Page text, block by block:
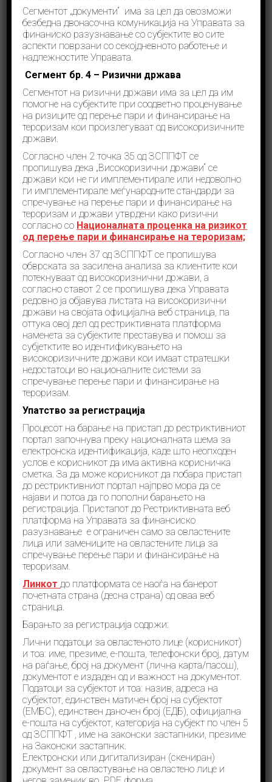
перење пари и финансирање на тероризам.
Оцеснката мисија се спроведува согласност со
методологијата на Работната група за финансиска
акција (ФАТФ) од 2013 година.
Потпишан Меморандум за
соработка и координација за
ефикасна и ефективна примена
на законот за рестриктивни
мерки
Новости септември 5, 2022
Денеска во Клубот на пратениците беше потпишан
Меморандум за соработка и координација за
ефикасна и ефективна примена на Законот за
рестриктивни мерки од страна на министерот за
внатрешни работи Оливер Спасовски, министерот
за надворешни работи Бујар Османи, заменик
обвинителот на Јавното обвинителство на
Република Северна Македонија, Ферат Елези,
директорот на Управата за финансиско
Агенцијата за национална безбедност, Виктор
Димовски и директорот на Агенцијата за
разузнавање Еролд Муслиу.
Прочитај повеќе
Успешно завршен проектот за
зајакнување на капацитетите на
Управата поддржан од
Кралството Холаднија
Новости март 25, 2022
Поголема свесност за ризиците од користење
виртуелните средства, градење посеопфатна
регулатива, како и одржливост и постојано
надоградување на системот проследено со
унапредување на капацитетите во целост со цел
да се обезбеди превенција и навремено
откривање на перењето пари и финансирањето
тероризам. Ова беа заклучоците од завршниот
настан на Проектот за унапредување на
капацитетите на Управата за финансиско
разузнавање финансиран од Кралството
Сегментот „документи“ има за цел да овозможи
безбедна двонасочна комуникација на Управата за
финаниско разузнавање со субјектите во сите
аспекти поврзани со секојдневното работење и
надлежностите Управата.
Сегмент бр.4 – Ризични држава
Сегментот на ризични држави има за цел да им
помогне на субјектите при соодветно проценување
на ризиците од перење пари и финансирање на
тероризам кои произлегуваат од високоризичните
држави.
Согласно член 2 точка 35 од ЗСППФТ се
пропишува дека „Високоризични држави“ се
држави кои не ги имплементирале или недоволно
ги имплементирале меѓународните стандарди за
спречување на перење пари и финансирање на
тероризам и држави утврдени како ризични
согласно со Националната проценка на ризикот
од перење пари и финансирање на тероризам;
Согласно член 37 од ЗСППФТ се пропишува
обврската за засилена анализа за клиентите кои
потекнуваат од високоризнични држави, а
согласно ставот 2 се пропишува дека Управата
редовно ја објавува листата на високоризични
држави на својата официјална веб страница, па
оттука овој дел од рестриктивната платформа
наменета за субјектите преставува и помош за
субјетктите во идентификувањето на
високоризичните држави кои имаат стратешки
недостатоци во националните системи за
спречување перење пари и финансирање на
тероризам.
Упатство за регистрација
Процесот на барање на пристап до рестриктивниот
портал започнува преку националната шема за
електронска идентификација, каде што неопходен
услов е корисникот да има активна корисничка
сметка. За да може корисникот да побара пристап
до рестриктивниот портал најпрво мора да се
најави и потоа да го пополни барањето на
регистрација. Пристапот до Рестриктивната веб
платформа на Управата за финансиско
разузнавање е ограничен само за овластените
лица или замениците на овластените лица за
спречување перење пари и финансирање на
тероризам.
Линкотдо платформата се наоѓа на банерот
почетната страна (десна страна) од оваа веб
страница.
Барањто за регистрација содржи:
Лични податоци за овластеното лице (корисникот)
и тоа: име, презиме, е-пошта, телефонски број, датум
на раѓање, број на документ (лична карта/пасош),
документот е издаден од и важност на документот.
Податоци за субјектот и тоа: назив, адреса на
субјектот, единствен матичен број на субјектот
(ЕМБС), единствен даночен број (ЕДБ), официјална
е-пошта на субјектот, категорија на субјект по член 5
од ЗСППФТ , име на законски застапники, презиме
на Законски застапник.
Електронски или дигитализиран (скениран)
документ за овластување на овластено лице и